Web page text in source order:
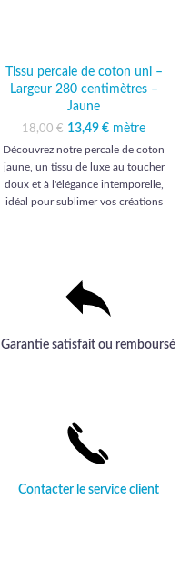
Tissu percale de coton uni –
Largeur 280 centimètres –
Jaune
18,00€ Le prix initial était :
18,00 €.
13,49 €
Le prix
actuel est :
13,49 €.
mètre
Découvrez notre percale de coton
jaune, un tissu de luxe au toucher
doux et à l'élégance intemporelle,
idéal pour sublimer vos créations
Garantie satisfait ou remboursé
Contacter le service client